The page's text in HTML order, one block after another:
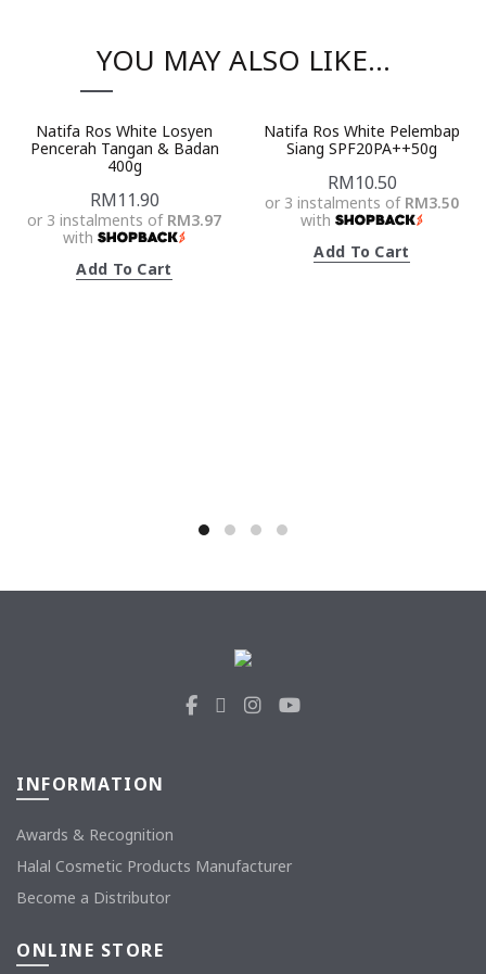
YOU MAY ALSO LIKE…
Natifa Ros White Losyen
Pencerah Tangan & Badan
400g
RM11.90
or 3 instalments of RM3.97
with
Add To Cart
Natifa Ros White Pelembap
Siang SPF20PA++50g
RM10.50
or 3 instalments of RM3.50
with
Add To Cart
INFORMATION
Awards & Recognition
Halal Cosmetic Products Manufacturer
Become a Distributor
ONLINE STORE